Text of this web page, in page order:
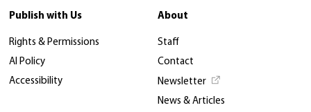
Publish with Us
Rights & Permissions
AI Policy
Accessibility
About
Staff
Contact
Newsletter
News & Articles